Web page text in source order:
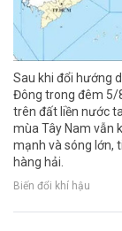
Sau khi đổi hướng
Đông trong đêm 5/
trên đất liền nước
mùa Tây Nam vẫn
mạnh và sóng lớn,
hàng hải.
Biến đổi khí hậu